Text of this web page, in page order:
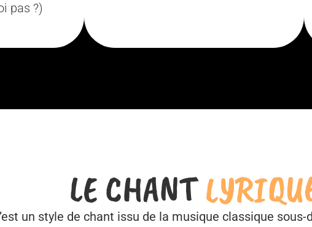
pas ?)
LE CHANT
un style de chant issu de la musique classique